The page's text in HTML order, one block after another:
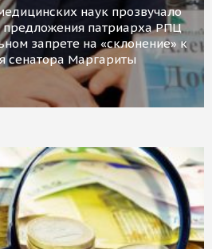
наук прозвучало
предложения патриарха РПЦ
запрете на «склонение» к
сенатора Маргариты